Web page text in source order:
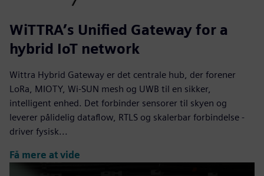
WiTTRA’s Unified Gateway for a
hybrid IoT network
Wittra Hybrid Gateway er det centrale hub, der forener
LoRa, MIOTY, Wi-SUN mesh og UWB til en sikker,
intelligent enhed. Det forbinder sensorer til skyen og
leverer pålidelig dataflow, RTLS og skalerbar forbindelse -
driver fysisk...
Få mere at vide